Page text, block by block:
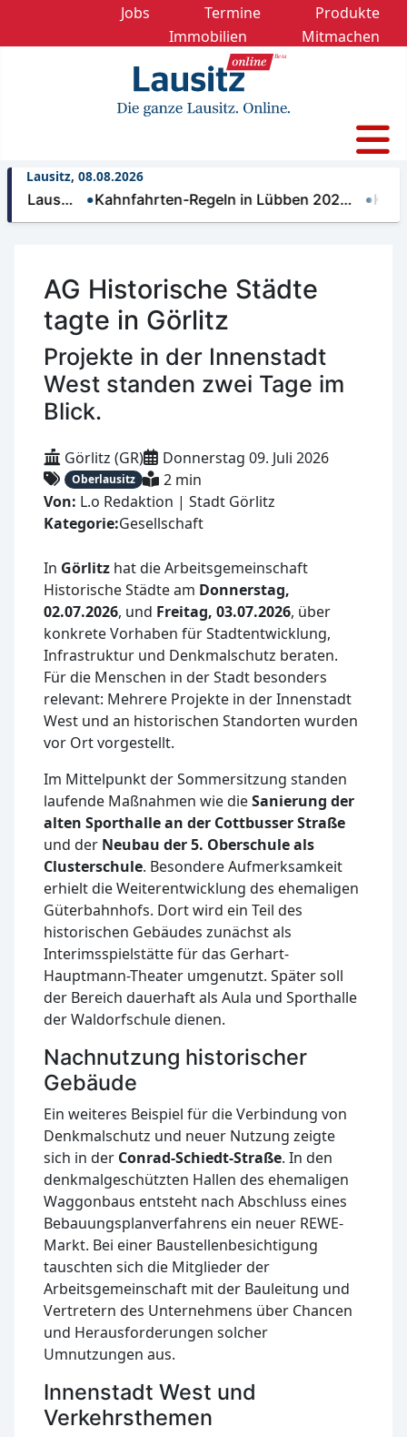
Jobs Termine
Produkte
Immobilien
Mitmachen
Lausitz, 08.08.2026
Kahnfahrten-Regeln in Lübben 202… Konzert
AG Historische Städte
tagte in Görlitz
Projekte in der Innenstadt
West standen zwei Tage im
Blick.
Görlitz (GR) Donnerstag 09. Juli 2026
Oberlausitz
2 min
Von: L.o Redaktion | Stadt Görlitz
Kategorie:Gesellschaft
In Görlitz hat die Arbeitsgemeinschaft
Historische Städte am Donnerstag,
02.07.2026, und Freitag, 03.07.2026, über
konkrete Vorhaben für Stadtentwicklung,
Infrastruktur und Denkmalschutz beraten.
Für die Menschen in der Stadt besonders
relevant: Mehrere Projekte in der Innenstadt
West und an historischen Standorten wurden
vor Ort vorgestellt.
Im Mittelpunkt der Sommersitzung standen
laufende Maßnahmen wie dieSanierung der
alten Sporthalle an der Cottbusser Straße
und der Neubau der 5. Oberschule als
Clusterschule. Besondere Aufmerksamkeit
erhielt die Weiterentwicklung des ehemaligen
Güterbahnhofs. Dort wird ein Teil des
historischen Gebäudes zunächst als
Interimsspielstätte für das Gerhart-
Hauptmann-Theater umgenutzt. Später soll
der Bereich dauerhaft als Aula und Sporthalle
der Waldorfschule dienen.
Nachnutzung historischer
Gebäude
Ein weiteres Beispiel für die Verbindung von
Denkmalschutz und neuer Nutzung zeigte
sich in der Conrad-Schiedt-Straße. In den
denkmalgeschützten Hallen des ehemaligen
Waggonbaus entsteht nach Abschluss eines
Bebauungsplanverfahrens ein neuer REWE-
Markt. Bei einer Baustellenbesichtigung
tauschten sich die Mitglieder der
Arbeitsgemeinschaft mit der Bauleitung und
Vertretern des Unternehmens über Chancen
und Herausforderungen solcher
Umnutzungen aus.
Innenstadt West und
Verkehrsthemen